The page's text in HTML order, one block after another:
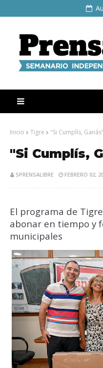
Inicio Tigre "Si Cumplís, Ganás”
"Si Cumplís,
SPRENSALIBRE FEBRERO 02,
El programa de
abonar en tiempo y
municipales